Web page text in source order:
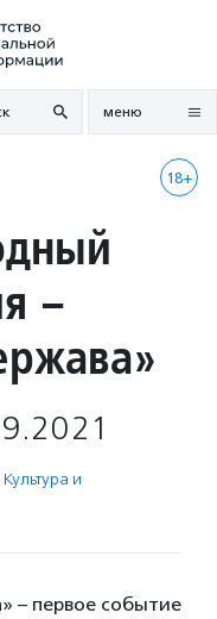
меню
18+
–
Культура и
– первое событие